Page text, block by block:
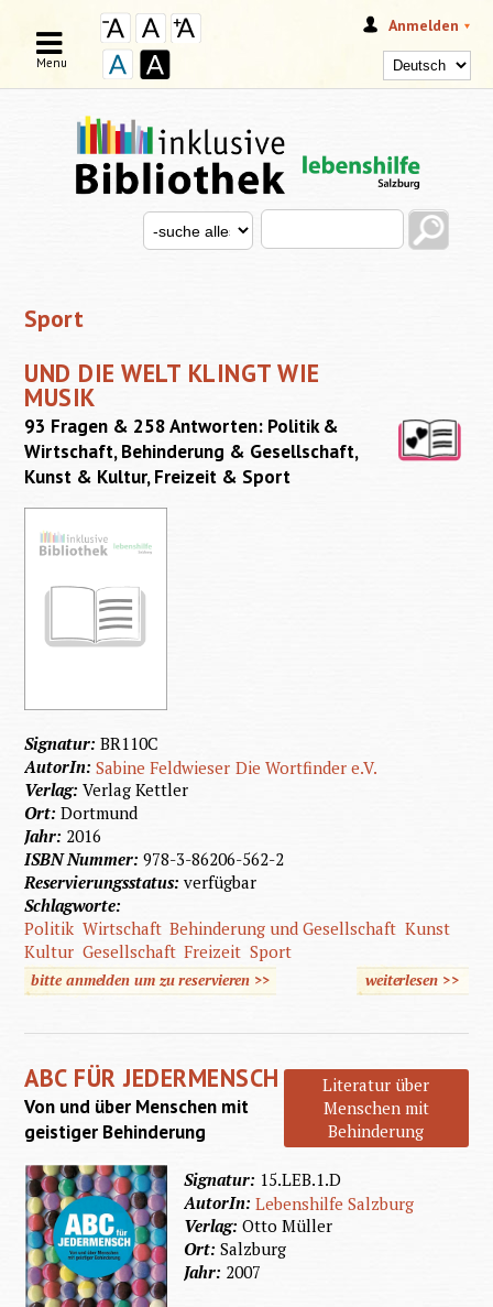
Anmelden
SUCHFORMULAR
Search this site
Search for
Menu
Sport
UND DIE WELT KLINGT WIE
MUSIK
93 Fragen & 258 Antworten: Politik &
Wirtschaft, Behinderung & Gesellschaft,
Kunst & Kultur, Freizeit & Sport
Signatur:BR110C
AutorIn:Sabine Feldwieser Die Wortfinder e.V.
Verlag:Verlag Kettler
Ort:Dortmund
Jahr: 2016
ISBN Nummer:978-3-86206-562-2
Reservierungsstatus:verfügbar
Schlagworte:
Politik Wirtschaft Behinderung und Gesellschaft Kunst
Kultur Gesellschaft Freizeit Sport
bitte anmelden um zu reservieren >> weiterlesen
über
Musik
>>
ABC FÜR JEDERMENSCH
Literatur über
Menschen mit
Behinderung
Von und über Menschen mit
geistiger Behinderung
Signatur: 15.LEB.1.D
AutorIn:Lebenshilfe Salzburg
Verlag:Otto Müller
Ort:Salzburg
Jahr: 2007